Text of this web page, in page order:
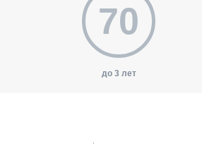
70
до 3 лет